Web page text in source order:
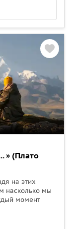
» (Плато
на этих
насколько мы
момент